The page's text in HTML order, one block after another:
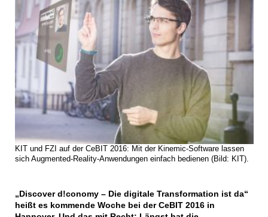
KIT und FZI auf der CeBIT 2016: Mit der Kinemic-Software lassen
sich Augmented-Reality-Anwendungen einfach bedienen (Bild: KIT).
„Discover d!conomy – Die digitale Transformation ist da“
heißt es kommende Woche bei der CeBIT 2016 in